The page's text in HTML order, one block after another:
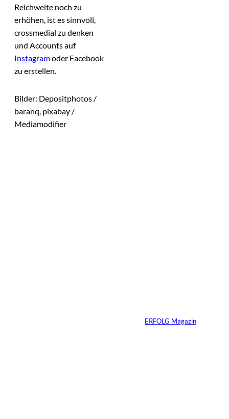
Reichweite noch zu
erhöhen, ist es sinnvoll,
crossmedial zu denken
und Accounts auf
Instagramoder Facebook
zu erstellen.
Bilder: Depositphotos /
baranq, pixabay /
Mediamodifier
ERFOLG Magazin